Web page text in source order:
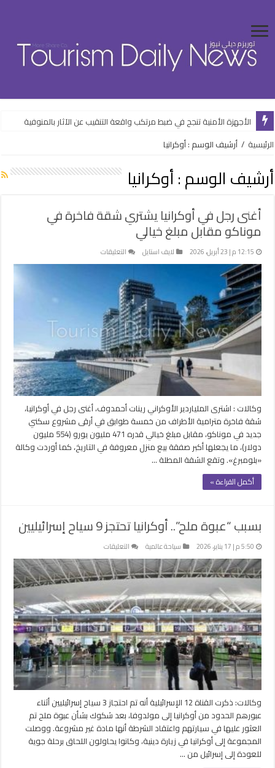
الأجهزة الأمنية تنجح في ضبط مرتكب واقعة التنقيب عن الآثار بالمنوفية
“القابضة للسياحة والفنادق” تستهدف 5.5 مليار جنيه صافي ربح خلال 2026-2027
الرئيسية / أرشيف الوسم : أوكرانيا
أرشيف الوسم :أوكرانيا
أغنى رجل في أوكرانيا يشتري شقة فاخرة في
موناكو مقابل مبلغ خيالي
12:15 م | 23 أبريل، 2026 لايف استايل التعليقات
أغنى
شقة
فاخرة
في
موناكو
مقابل
مبلغ
خيالي
مغلقة
وكالات : اشترى الملياردير الأوكراني رينات أحمدوف، أغنى رجل في أوكرانيا،
شقة فاخرة مترامية الأطراف من خمسة طوابق في أرقى مشروع سكني
جديد في موناكو، مقابل مبلغ خيالي قدره 471 مليون يورو (554 مليون
دولار)، ما يجعلها أكبر صفقة بيع منزل معروفة في التاريخ، كما أوردت وكالة
«بلومبرغ». وتقع الشقة المطلة …
أكمل القراءة »
بسبب “عبوة ملح”.. أوكرانيا تحتجز 9 سياح إسرائيليين
5:50 م | 17 يناير، 2026 سياحة عالمية التعليقات
بسبب
“عبوة
ملح”..
أوكرانيا
تحتجز
9
سياح
إسرائيليين
مغلقة
وكالات: ذكرت القناة 12 الإسرائيلية أنه تم احتجاز 3 سياح إسرائيليين أثناء
عبورهم الحدود من أوكرانيا إلى مولدوفا، بعد شكوك بشأن عبوة ملح تم
العثور عليها في سيارتهم واعتقاد الشرطة أنها مادة غير مشروعة. ووصلت
المجموعة إلى أوكرانيا في زيارة دينية، وكانوا يحاولون اللحاق برحلة جوية
للعودة إلى إسرائيل من …